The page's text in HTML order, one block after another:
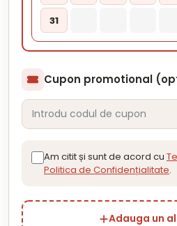
31
Cupon promotional
Am citit și sunt de acord cu
Politica de Confidențialitate.
Adauga un